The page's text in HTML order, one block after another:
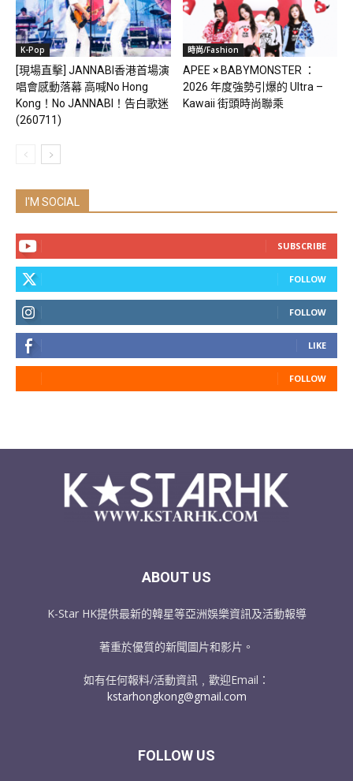
K-Pop
[現場直擊] JANNABI香港首場演
唱會感動落幕 高喊No Hong
Kong！No JANNABI！告白歌迷
(260711)
時尚/Fashion
APEE × BABYMONSTER ：
2026 年度強勢引爆的 Ultra –
Kawaii 街頭時尚聯乘
I'M SOCIAL
SUBSCRIBE
FOLLOW
FOLLOW
LIKE
FOLLOW
ABOUT US
K-Star HK提供最新的韓星等亞洲娛樂資訊及活動報導
著重於優質的新聞圖片和影片。
如有任何報料/活動資訊﹐歡迎Email：
kstarhongkong@gmail.com
FOLLOW US